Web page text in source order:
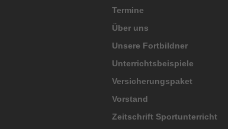
Termine
Über uns
Unsere Fortbildner
Unterrichtsbeispiele
Versicherungspaket
Vorstand
Zeitschrift Sportunterricht